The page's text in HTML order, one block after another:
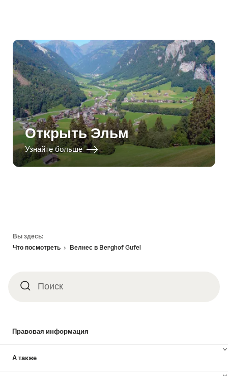
Открыть Эльм
Узнайте больше
Вы здесь:
Что посмотреть
Велнес в Berghof Gufel
ПоискПоиск
Правовая информация
А также